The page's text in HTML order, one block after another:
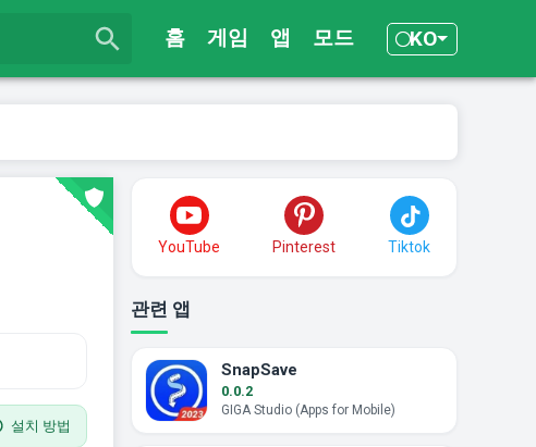
홈 게임 앱 모드 KO
설치 방법
YouTube Pinterest Tiktok
관련 앱
SnapSave
0.0.2
GIGA Studio (Apps for Mobile)